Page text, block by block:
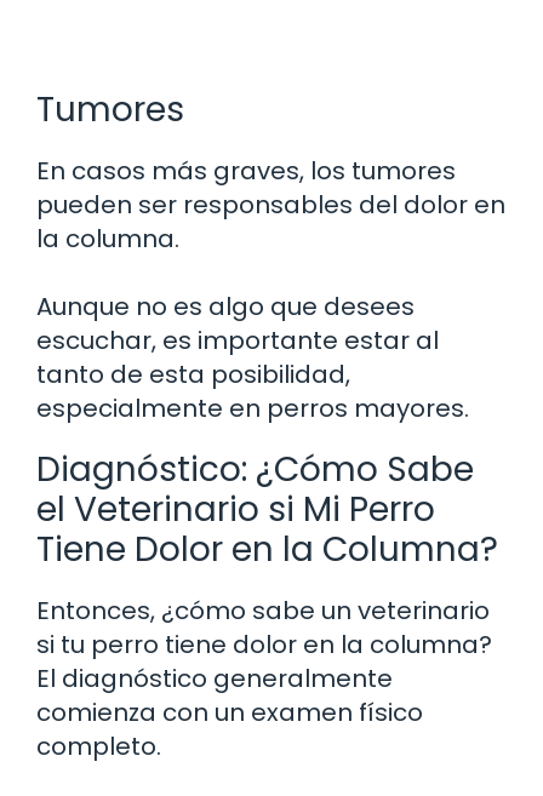
Tumores
En casos más graves, los tumores
pueden ser responsables del dolor en
la columna.
Aunque no es algo que desees
escuchar, es importante estar al
tanto de esta posibilidad,
especialmente en perros mayores.
Diagnóstico: ¿Cómo Sabe
el Veterinario si Mi Perro
Tiene Dolor en la Columna?
Entonces, ¿cómo sabe un veterinario
si tu perro tiene dolor en la columna?
El diagnóstico generalmente
comienza con un examen físico
completo.